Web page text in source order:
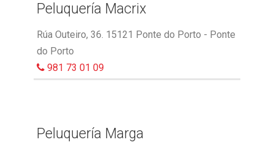
Peluquería Macrix
Rúa Outeiro, 36. 15121 Ponte do Porto - Ponte
do Porto
981 73 01 09
Peluquería Marga